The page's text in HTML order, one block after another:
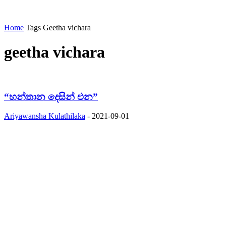
Home Tags Geetha vichara
geetha vichara
“හන්තාන දෙසින් එන”
Ariyawansha Kulathilaka - 2021-09-01